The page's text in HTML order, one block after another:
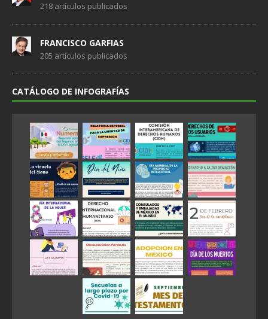
218 artículos publicados
FRANCISCO GARFIAS
205 artículos publicados
CATÁLOGO DE INFOGRAFÍAS